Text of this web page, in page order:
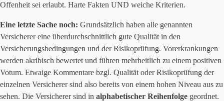
Offenheit sei erlaubt. Harte Fakten UND weiche Kriterien.
Eine letzte Sache noch: Grundsätzlich haben alle genannten
Versicherer eine überdurchschnittlich gute Qualität in den
Versicherungsbedingungen und der Risikoprüfung. Vorerkrankungen
werden akribisch bewertet und führen mehrheitlich zu einem positiven
Votum. Etwaige Kommentare bzgl. Qualität oder Risikoprüfung der
einzelnen Versicherer sind also bereits von einem hohen Niveau aus zu
sehen. Die Versicherer sind in alphabetischer Reihenfolge geordnet.